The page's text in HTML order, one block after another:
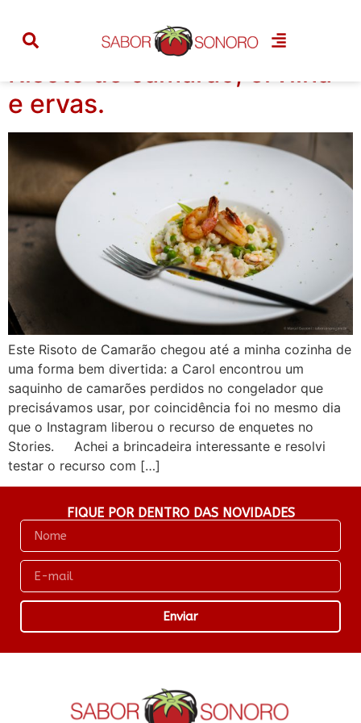
Tag: risoto
Risoto de camarão, ervilha
e ervas.
Este Risoto de Camarão chegou até a minha cozinha de
uma forma bem divertida: a Carol encontrou um
saquinho de camarões perdidos no congelador que
precisávamos usar, por coincidência foi no mesmo dia
que o Instagram liberou o recurso de enquetes no
Stories. Achei a brincadeira interessante e resolvi
testar o recurso com […]
FIQUE POR DENTRO DAS NOVIDADES
Enviar